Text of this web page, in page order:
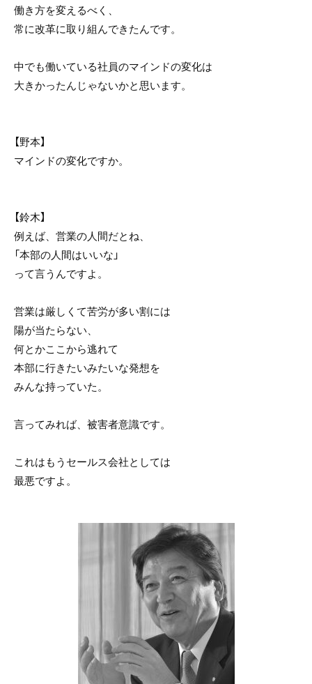
働き方を変えるべく、
常に改革に取り組んできたんです。
中でも働いている社員のマインドの変化は
大きかったんじゃないかと思います。
【野本】
マインドの変化ですか。
【鈴木】
例えば、営業の人間だとね、
「本部の人間はいいな」
って言うんですよ。
営業は厳しくて苦労が多い割には
陽が当たらない、
何とかここから逃れて
本部に行きたいみたいな発想を
みんな持っていた。
言ってみれば、被害者意識です。
これはもうセールス会社としては
最悪ですよ。